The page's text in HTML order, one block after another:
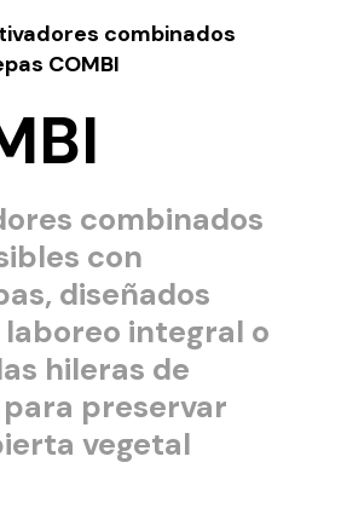
combinados
COMBI
combinados
con
diseñados
integral o
hileras de
preservar
vegetal